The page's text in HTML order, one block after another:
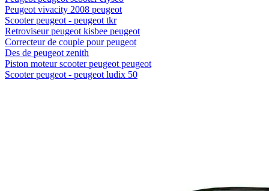
Peugeot vivacity 2008 peugeot
Scooter peugeot - peugeot tkr
Retroviseur peugeot kisbee peugeot
Correcteur de couple pour peugeot
Des de peugeot zenith
Piston moteur scooter peugeot peugeot
Scooter peugeot - peugeot ludix 50